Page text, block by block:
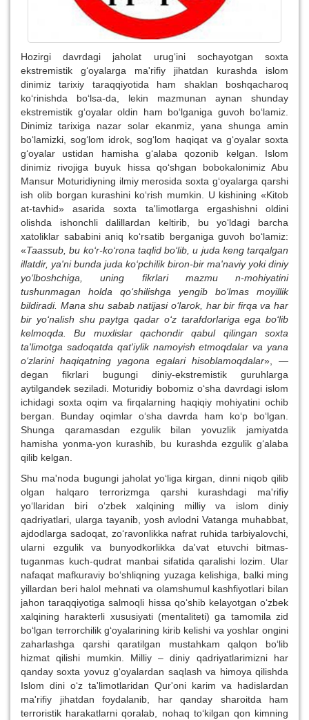
Hozirgi davrdagi jaholat urug‘ini sochayotgan soxta
ekstremistik g‘oyalarga ma'rifiy jihatdan kurashda islom
dinimiz tarixiy taraqqiyotida ham shaklan boshqacharoq
ko‘rinishda bo‘lsa-da, lekin mazmunan aynan shunday
ekstremistik g‘oyalar oldin ham bo‘lganiga guvoh bo‘lamiz.
Dinimiz tarixiga nazar solar ekanmiz, yana shunga amin
bo‘lamizki, sog‘lom idrok, sog‘lom haqiqat va g‘oyalar soxta
g‘oyalar ustidan hamisha g‘alaba qozonib kelgan. Islom
dinimiz rivojiga buyuk hissa qo‘shgan bobokalonimiz Abu
Mansur Moturidiyning ilmiy merosida soxta g‘oyalarga qarshi
ish olib borgan kurashini ko‘rish mumkin. U kishining «Kitob
at-tavhid» asarida soxta ta'limotlarga ergashishni oldini
olishda ishonchli dalillardan keltirib, bu yo‘ldagi barcha
xatoliklar sababini aniq ko‘rsatib berganiga guvoh bo‘lamiz:
«Taassub, bu ko‘r-ko‘rona taqlid bo‘lib, u juda keng tarqalgan
illatdir, ya'ni bunda juda ko‘pchilik biron-bir ma'naviy yoki diniy
yo‘lboshchiga, uning fikrlari mazmu
n-mohiyatini
tushunmagan holda qo‘shilishga yengib bo‘lmas moyillik
bildiradi. Mana shu sabab natijasi o‘larok, har bir firqa va har
bir yo‘nalish shu paytga qadar o‘z tarafdorlariga ega bo‘lib
kelmoqda. Bu muxlislar qachondir qabul qilingan soxta
ta'limotga sadoqatda qat'iylik namoyish etmoqdalar va yana
o‘zlarini haqiqatning yagona egalari hisoblamoqdalar», —
degan fikrlari bugungi diniy-ekstremistik guruhlarga
aytilgandek seziladi. Moturidiy bobomiz o‘sha davrdagi islom
ichidagi soxta oqim va firqalarning haqiqiy mohiyatini ochib
bergan. Bunday oqimlar o‘sha davrda ham ko‘p bo‘lgan.
Shunga qaramasdan ezgulik bilan yovuzlik jamiyatda
hamisha yonma-yon kurashib, bu kurashda ezgulik g‘alaba
qilib kelgan.
Shu ma'noda bugungi jaholat yo‘liga kirgan, dinni niqob qilib
olgan halqaro terrorizmga qarshi kurashdagi ma'rifiy
yo‘llaridan biri o‘zbek xalqining milliy va islom diniy
qadriyatlari, ularga tayanib, yosh avlodni Vatanga muhabbat,
ajdodlarga sadoqat, zo‘ravonlikka nafrat ruhida tarbiyalovchi,
ularni ezgulik va bunyodkorlikka da'vat etuvchi bitmas-
tuganmas kuch-qudrat manbai sifatida qaralishi lozim. Ular
nafaqat mafkuraviy bo‘shliqning yuzaga kelishiga, balki ming
yillardan beri halol mehnati va olamshumul kashfiyotlari bilan
jahon taraqqiyotiga salmoqli hissa qo‘shib kelayotgan o‘zbek
xalqining harakterli xususiyati (mentaliteti) ga tamomila zid
bo‘lgan terrorchilik g‘oyalarining kirib kelishi va yoshlar ongini
zaharlashga qarshi qaratilgan mustahkam qalqon bo‘lib
hizmat qilishi mumkin. Milliy – diniy qadriyatlarimizni har
qanday soxta yovuz g‘oyalardan saqlash va himoya qilishda
Islom dini o‘z ta'limotlaridan Qur'oni karim va hadislardan
ma'rifiy jihatdan foydalanib, har qanday sharoitda ham
terroristik harakatlarni qoralab, nohaq to‘kilgan qon kimning